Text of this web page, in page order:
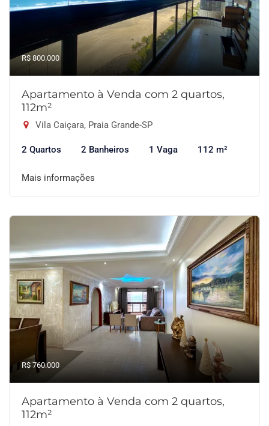
R$ 800.000
Apartamento à Venda com 2 quartos,
112m²
Vila Caiçara, Praia Grande-SP
2 Quartos 2 Banheiros 1 Vaga 112 m²
Mais informações
R$ 760.000
Apartamento à Venda com 2 quartos,
112m²